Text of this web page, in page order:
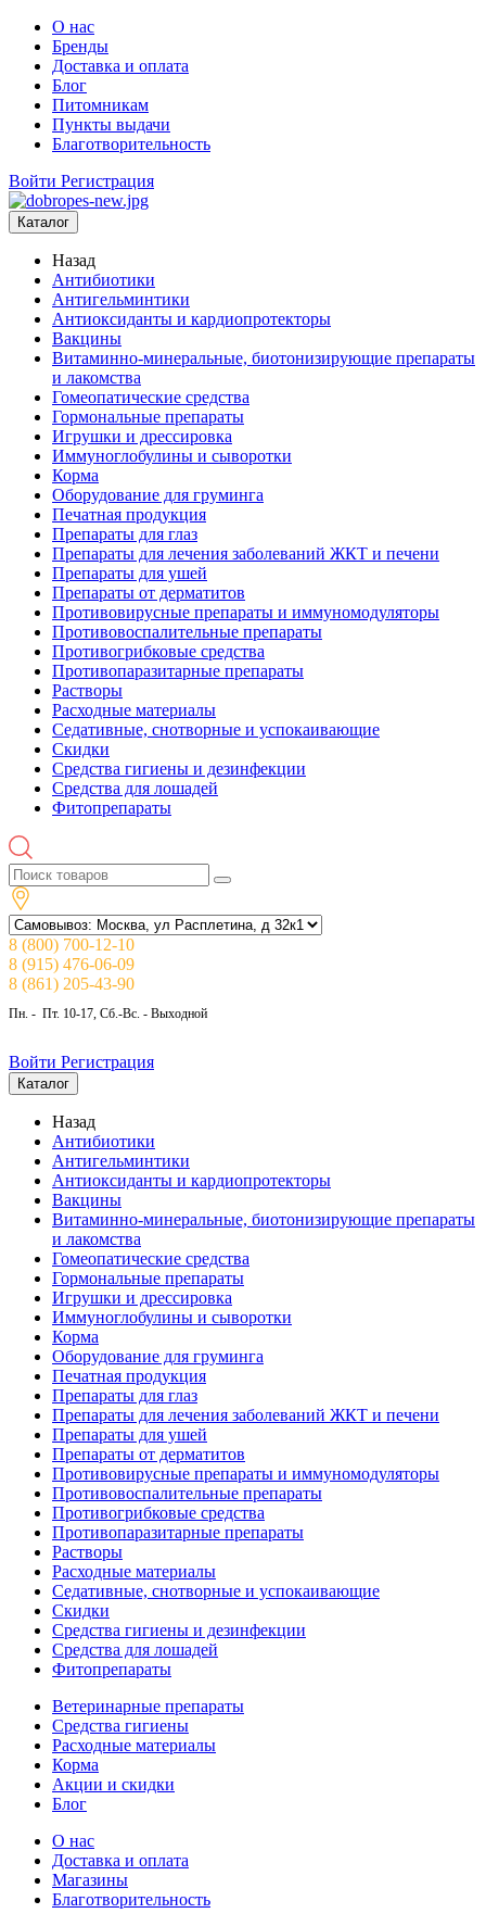
О нас
Бренды
Доставка и оплата
Блог
Питомникам
Пункты выдачи
Благотворительность
Войти Регистрация
Каталог
Назад
Антибиотики
Антигельминтики
Антиоксиданты и кардиопротекторы
Вакцины
Витаминно-минеральные, биотонизирующие препараты
и лакомства
Гомеопатические средства
Гормональные препараты
Игрушки и дрессировка
Иммуноглобулины и сыворотки
Корма
Оборудование для груминга
Печатная продукция
Препараты для глаз
Препараты для лечения заболеваний ЖКТ и печени
Препараты для ушей
Препараты от дерматитов
Противовирусные препараты и иммуномодуляторы
Противовоспалительные препараты
Противогрибковые средства
Противопаразитарные препараты
Растворы
Расходные материалы
Седативные, снотворные и успокаивающие
Скидки
Средства гигиены и дезинфекции
Средства для лошадей
Фитопрепараты
8 (800) 700-12-10
8 (915) 476-06-09
8 (861) 205-43-90
Пн. - Пт. 10-17, Сб.-Вс. - Выходной
Войти Регистрация
Каталог
Назад
Антибиотики
Антигельминтики
Антиоксиданты и кардиопротекторы
Вакцины
Витаминно-минеральные, биотонизирующие препараты
и лакомства
Гомеопатические средства
Гормональные препараты
Игрушки и дрессировка
Иммуноглобулины и сыворотки
Корма
Оборудование для груминга
Печатная продукция
Препараты для глаз
Препараты для лечения заболеваний ЖКТ и печени
Препараты для ушей
Препараты от дерматитов
Противовирусные препараты и иммуномодуляторы
Противовоспалительные препараты
Противогрибковые средства
Противопаразитарные препараты
Растворы
Расходные материалы
Седативные, снотворные и успокаивающие
Скидки
Средства гигиены и дезинфекции
Средства для лошадей
Фитопрепараты
Ветeринарные препараты
Средства гигиены
Расходные материалы
Корма
Акции и скидки
Блог
О нас
Доставка и оплата
Магазины
Благотворительность